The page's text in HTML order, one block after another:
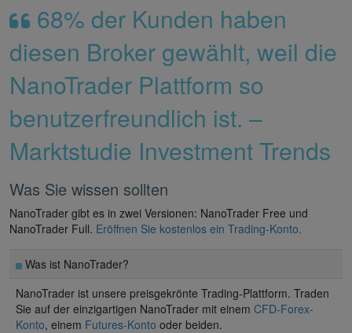
68% der Kunden haben
diesen Broker gewählt, weil die
NanoTrader Plattform so
benutzerfreundlich ist. –
Marktstudie Investment Trends
Was Sie wissen sollten
NanoTrader gibt es in zwei Versionen: NanoTrader Free und
NanoTrader Full. Eröffnen Sie kostenlos ein Trading-Konto.
Was ist NanoTrader?
NanoTrader ist unsere preisgekrönte Trading-Plattform. Traden
Sie auf der einzigartigen NanoTrader mit einem CFD-Forex-
Konto, einem Futures-Konto oder beiden.